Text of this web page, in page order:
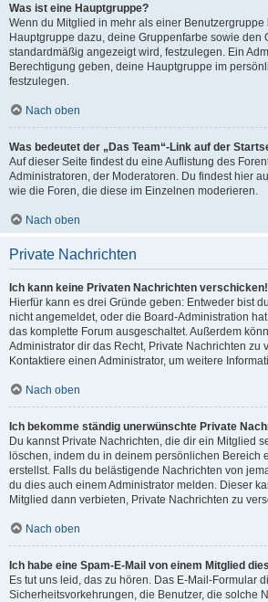
Was ist eine Hauptgruppe?
Wenn du Mitglied in mehr als einer Benutzergruppe
Hauptgruppe dazu, deine Gruppenfarbe sowie den
standardmäßig angezeigt wird, festzulegen. Ein
Berechtigung geben, deine Hauptgruppe im
festzulegen.
Nach oben
Was bedeutet der „Das Team“-Link auf der
Auf dieser Seite findest du eine Auflistung des
Administratoren, der Moderatoren. Du findest hier
wie die Foren, die diese im Einzelnen moderieren.
Nach oben
Private Nachrichten
Ich kann keine Privaten Nachrichten verschicken!
Hierfür kann es drei Gründe geben: Entweder bist
nicht angemeldet, oder die Board-Administration
das komplette Forum ausgeschaltet. Außerdem
Administrator dir das Recht, Private Nachrichten zu
Kontaktiere einen Administrator, um weitere
Nach oben
Ich bekomme ständig unerwünschte Private
Du kannst Private Nachrichten, die dir ein Mitglied
löschen, indem du in deinem persönlichen Bereich
erstellst. Falls du belästigende Nachrichten von
du dies auch einem Administrator melden. Dieser
Mitglied dann verbieten, Private Nachrichten zu
Nach oben
Ich habe eine Spam-E-Mail von einem Mitglied
Es tut uns leid, das zu hören. Das E-Mail-Formular
Sicherheitsvorkehrungen, die Benutzer, die solche